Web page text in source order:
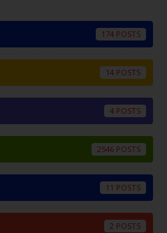
174
14
4
2546
11
2